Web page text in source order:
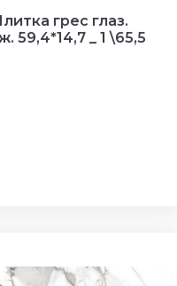
грес глаз.
59,4*14,7 _ 1 \65,5